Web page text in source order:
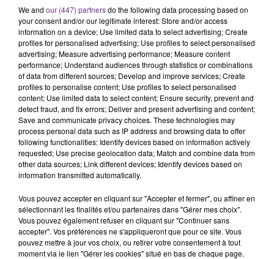
LA CENTRALE NUCLÉAIRE DE CHOOZ
TOUJOURS À L'ARRÊT
Cela fait déjà une semaine que la centrale
nucléaire ardennaise est à l'arrêt. Une situation
justifiée par la sécheresse intense qui est toujours
présente.
LE MAGASIN JOUÉCLUB DE REIMS FERME
SES PORTES
C'était l'une des institutions du centre-ville
rémois. Le magasin JouéClub est contraint de
fermer ses portes.
TITRES DIFFUSÉS
We and our (447) partnersdo the following data processing based on
your consent and/or our legitimate interest: Store and/or access
information on a device; Use limited data to select advertising; Create
profiles for personalised advertising; Use profiles to select personalised
advertising; Measure advertising performance; Measure content
performance; Understand audiences through statistics or combinations
of data from different sources; Develop and improve services; Create
profiles to personalise content; Use profiles to select personalised
content; Use limited data to select content; Ensure security, prevent and
detect fraud, and fix errors; Deliver and present advertising and content;
Save and communicate privacy choices. These technologies may
process personal data such as IP address and browsing data to offer
following functionalities: Identify devices based on information actively
requested; Use precise geolocation data; Match and combine data from
other data sources; Link different devices; Identify devices based on
information transmitted automatically.
Vous pouvez accepter en cliquant sur "Accepter et fermer", ou affiner en
sélectionnant les finalités et/ou partenaires dans "Gérer mes choix".
Vous pouvez également refuser en cliquant sur "Continuer sans
accepter". Vos préférences ne s'appliqueront que pour ce site. Vous
pouvez mettre à jour vos choix, ou retirer votre consentement à tout
moment via le lien "Gérer les cookies" situé en bas de chaque page.